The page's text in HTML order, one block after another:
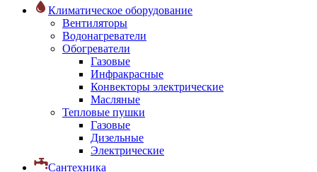
Климатическое оборудование
Вентиляторы
Водонагреватели
Обогреватели
Газовые
Инфракрасные
Конвекторы электрические
Масляные
Тепловые пушки
Газовые
Дизельные
Электрические
Сантехника